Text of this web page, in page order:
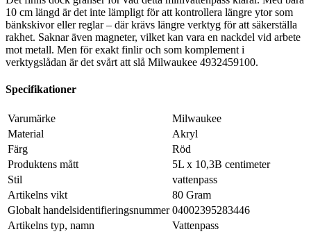
10 cm längd är det inte lämpligt för att kontrollera längre ytor som
bänkskivor eller reglar – där krävs längre verktyg för att säkerställa
rakhet. Saknar även magneter, vilket kan vara en nackdel vid arbete
mot metall. Men för exakt finlir och som komplement i
verktygslådan är det svårt att slå Milwaukee 4932459100.
Specifikationer
Varumärke
Milwaukee
Material
Akryl
Färg
Röd
Produktens mått
5L x 10,3B centimeter
Stil
vattenpass
Artikelns vikt
80 Gram
Globalt handelsidentifieringsnummer 04002395283446
Artikelns typ, namn
Vattenpass